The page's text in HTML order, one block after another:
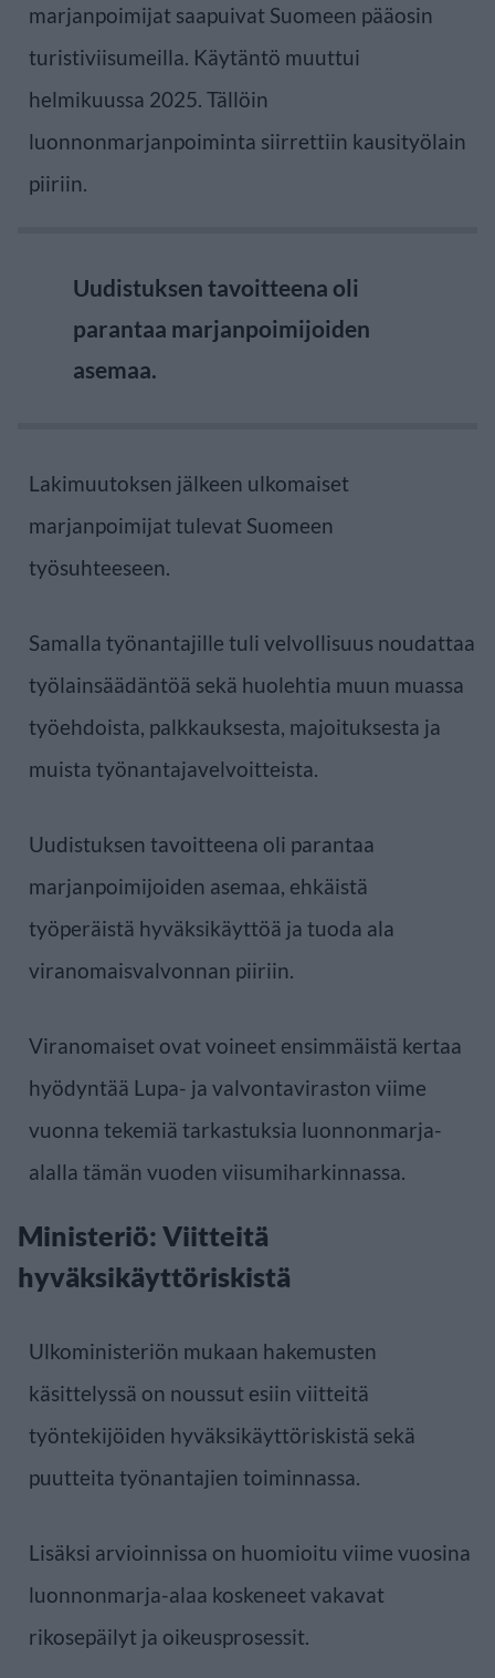
marjanpoimijat saapuivat Suomeen pääosin
turistiviisumeilla. Käytäntö muuttui
helmikuussa 2025. Tällöin
luonnonmarjanpoiminta siirrettiin kausityölain
piiriin.
Uudistuksen tavoitteena oli
parantaa marjanpoimijoiden
asemaa.
Lakimuutoksen jälkeen ulkomaiset
marjanpoimijat tulevat Suomeen
työsuhteeseen.
Samalla työnantajille tuli velvollisuus noudattaa
työlainsäädäntöä sekä huolehtia muun muassa
työehdoista, palkkauksesta, majoituksesta ja
muista työnantajavelvoitteista.
Uudistuksen tavoitteena oli parantaa
marjanpoimijoiden asemaa, ehkäistä
työperäistä hyväksikäyttöä ja tuoda ala
viranomaisvalvonnan piiriin.
Viranomaiset ovat voineet ensimmäistä kertaa
hyödyntää Lupa- ja valvontaviraston viime
vuonna tekemiä tarkastuksia luonnonmarja-
alalla tämän vuoden viisumiharkinnassa.
Ministeriö: Viitteitä
hyväksikäyttöriskistä
Ulkoministeriön mukaan hakemusten
käsittelyssä on noussut esiin viitteitä
työntekijöiden hyväksikäyttöriskistä sekä
puutteita työnantajien toiminnassa.
Lisäksi arvioinnissa on huomioitu viime vuosina
luonnonmarja-alaa koskeneet vakavat
rikosepäilyt ja oikeusprosessit.